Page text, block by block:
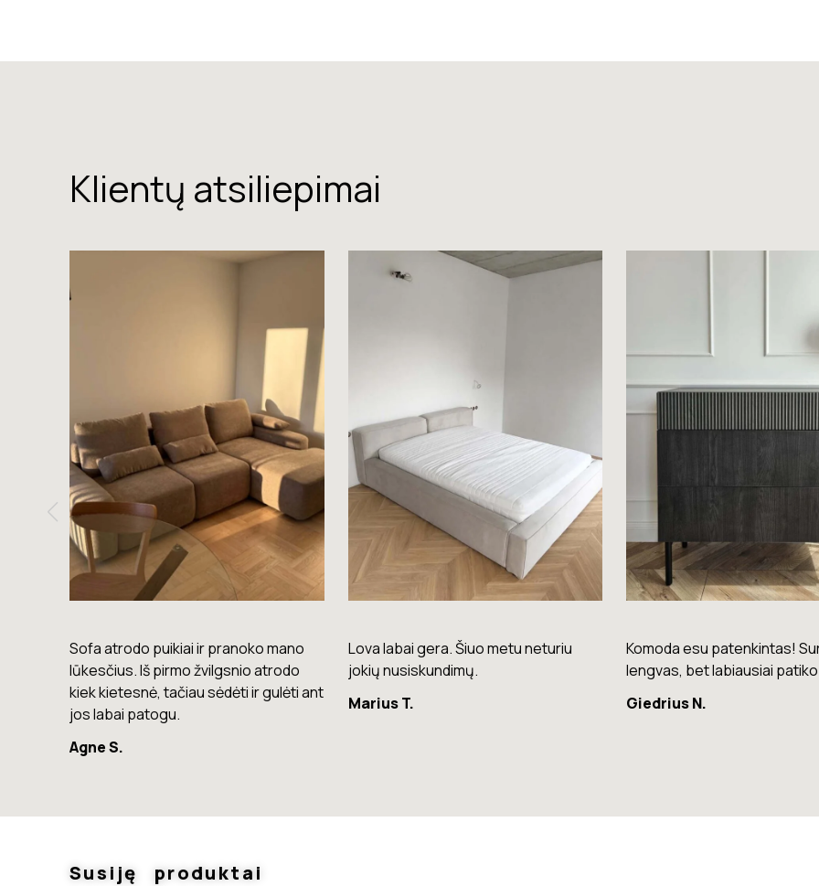
Klientų atsiliepimai
Lova labai gera. Šiuo metu neturiu
jokių nusiskundimų.
Marius T.
Komoda esu patenkintas! Surinkimas
lengvas, bet labiausiai patiko spalva.
Giedrius N.
Puikios kokybės kėdės –
patogios ir stilingos.
Raminta G.
Susiję produktai